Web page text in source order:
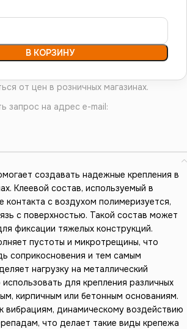
В КОРЗИНУ
от цен в розничных магазинах.
запрос на адрес e-mail:
создавать надежные крепления в
Клеевой состав, используемый в
контакта с воздухом полимеризуется,
с поверхностью. Такой состав может
фиксации тяжелых конструкций.
пустоты и микротрещины, что
соприкосновения и тем самым
нагрузку на металлический
для крепления различных
кирпичным или бетонным основаниям.
вибрациям, динамическому воздействию
что делает такие виды крепежа